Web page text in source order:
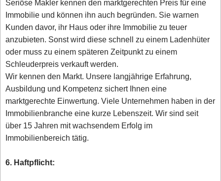
Seriöse Makler kennen den marktgerechten Preis für eine
Immobilie und können ihn auch begründen. Sie warnen
Kunden davor, ihr Haus oder ihre Immobilie zu teuer
anzubieten. Sonst wird diese schnell zu einem Ladenhüter
oder muss zu einem späteren Zeitpunkt zu einem
Schleuderpreis verkauft werden.
Wir kennen den Markt. Unsere langjährige Erfahrung,
Ausbildung und Kompetenz sichert Ihnen eine
marktgerechte Einwertung. Viele Unternehmen haben in der
Immobilienbranche eine kurze Lebenszeit. Wir sind seit
über 15 Jahren mit wachsendem Erfolg im
Immobilienbereich tätig.
6. Haftpflicht: